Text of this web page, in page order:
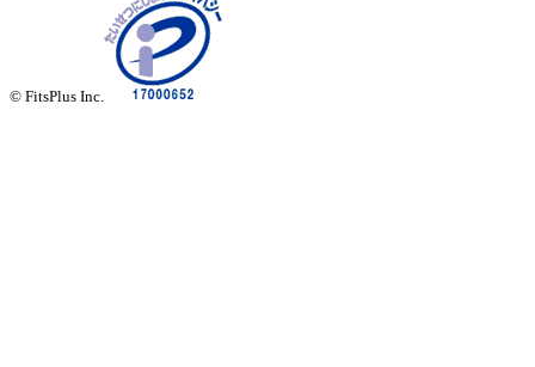
© FitsPlus Inc.